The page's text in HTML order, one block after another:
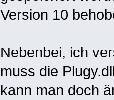
Version 10
Nebenbei, ich
muss die
kann man doch